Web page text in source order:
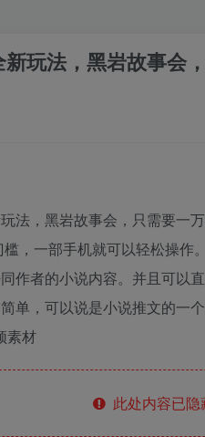
新玩法，黑岩故事会
法，黑岩故事会，只需要一
，一部手机就可以轻松操
作者的小说内容。并且可以
单，可以说是小说推文的一
素材
此处内容已